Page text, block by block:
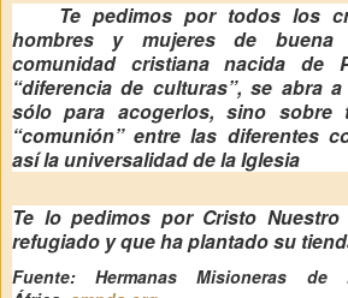
Te pedimos por todos los
hombres y mujeres de buena
comunidad cristiana nacida de
“diferencia de culturas”, se abra
sólo para acogerlos, sino sobre
“comunión” entre las diferentes
así la universalidad de la Iglesia
Te lo pedimos por Cristo
refugiado y que ha plantado su
Fuente: Hermanas Misioneras de